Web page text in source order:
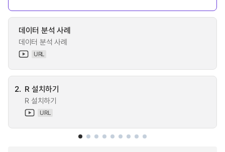
데이터 분석 사례
데이터 분석 사례
URL
2. R 설치하기
R 설치하기
URL